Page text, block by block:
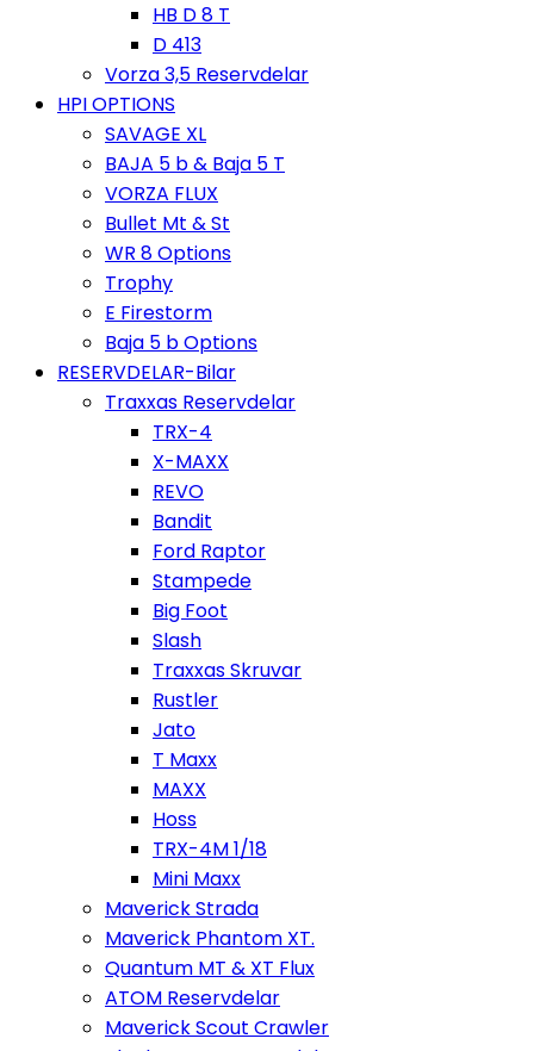
HB D 8 T
D 413
Vorza 3,5 Reservdelar
HPI OPTIONS
SAVAGE XL
BAJA 5 b & Baja 5 T
VORZA FLUX
Bullet Mt & St
WR 8 Options
Trophy
E Firestorm
Baja 5 b Options
RESERVDELAR-Bilar
Traxxas Reservdelar
TRX-4
X-MAXX
REVO
Bandit
Ford Raptor
Stampede
Big Foot
Slash
Traxxas Skruvar
Rustler
Jato
T Maxx
MAXX
Hoss
TRX-4M 1/18
Mini Maxx
Maverick Strada
Maverick Phantom XT.
Quantum MT & XT Flux
ATOM Reservdelar
Maverick Scout Crawler